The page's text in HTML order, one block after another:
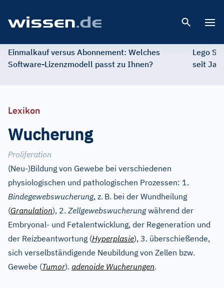
Einmalkauf versus Abonnement: Welches
Software-Lizenzmodell passt zu Ihnen?
Lego
seit
Lexikon
Wucherung
Proliferation
(Neu-)Bildung von Gewebe bei verschiedenen
physiologischen und pathologischen Prozessen: 1.
Bindegewebswucherung, z. B. bei der Wundheilung
(Granulation), 2.Zellgewebswucherungwährend der
Embryonal- und Fetalentwicklung, der Regeneration und
der Reizbeantwortung (Hyperplasie), 3. überschießende,
sich verselbständigende Neubildung von Zellen bzw.
Gewebe (Tumor). adenoide Wucherungen.